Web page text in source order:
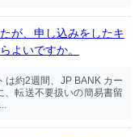
が、申し込みをしたキ
よいですか。
は約2週間、JP BANK カー
、転送不要扱いの簡易書留